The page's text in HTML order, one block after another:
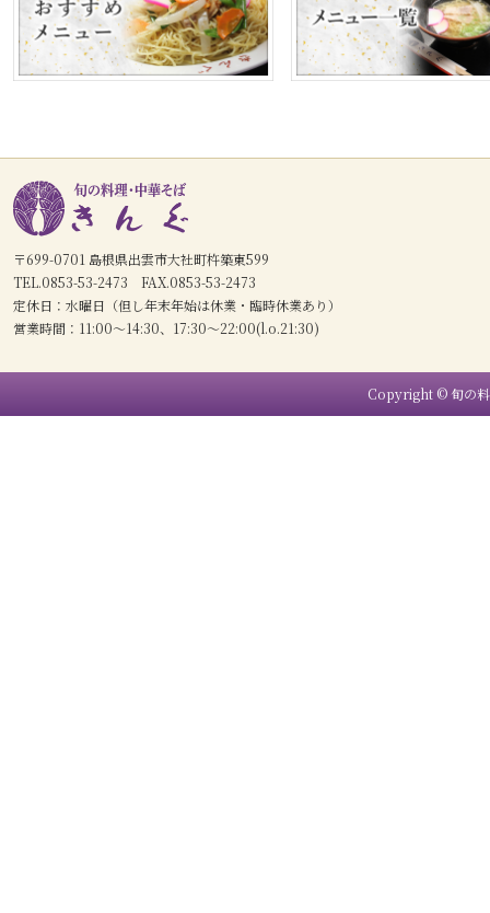
〒699-0701 島根県出雲市大社町杵築東599
TEL.0853-53-2473 FAX.0853-53-2473
定休日：水曜日（但し年末年始は休業・臨時休業あり）
営業時間：11:00〜14:30、17:30〜22:00(l.o.21:30)
Copyright © 旬の